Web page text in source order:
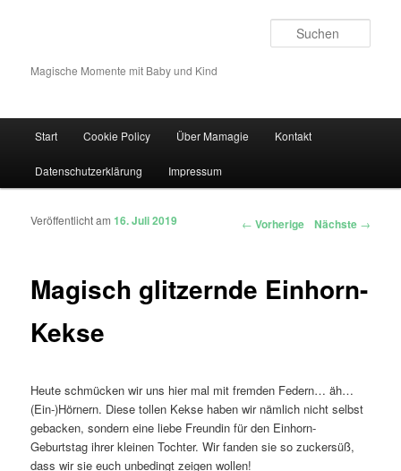
Magische Momente mit Baby und Kind
Zum Inhalt wechseln
Zum sekundären Inhalt wechseln
Start Cookie Policy Über Mamagie Kontakt
Datenschutzerklärung Impressum
Artikelnavigation ← Vorherige Nächste →
Magisch glitzernde Einhorn-
Kekse
Veröffentlicht am16. Juli 2019
Heute schmücken wir uns hier mal mit fremden Federn… äh…
(Ein-)Hörnern. Diese tollen Kekse haben wir nämlich nicht selbst
gebacken, sondern eine liebe Freundin für den Einhorn-
Geburtstag ihrer kleinen Tochter. Wir fanden sie so zuckersüß,
dass wir sie euch unbedingt zeigen wollen!